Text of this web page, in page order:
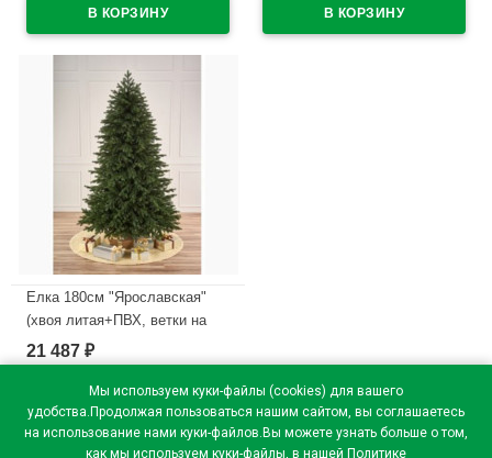
Мы используем куки-файлы (cookies) для вашего
удобства.Продолжая пользоваться нашим сайтом, вы соглашаетесь
на использование нами куки-файлов.Вы можете узнать больше о том,
как мы используем куки-файлы, в нашей Политике
Елка 180см "Ярославская"
(хвоя литая+ПВХ, ветки на
шарнирах, подставка
металл.) арт.ЕЯРС 18
В наличии
21 487 ₽